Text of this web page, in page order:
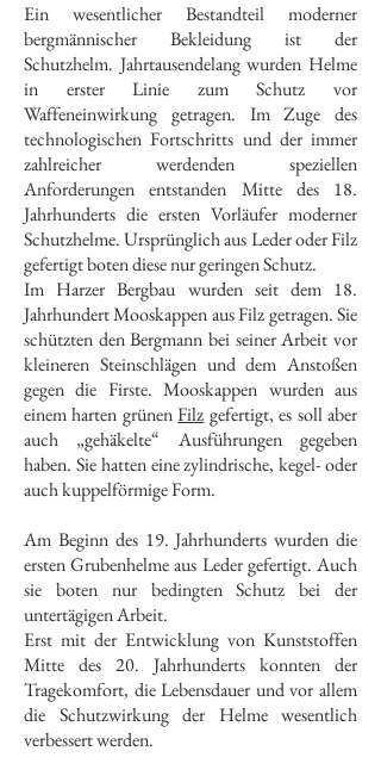
Ein wesentlicher Bestandteil moderner
bergmännischer Bekleidung ist der
Schutzhelm. Jahrtausendelang wurden Helme
in erster Linie zum Schutz vor
Waffeneinwirkung getragen. Im Zuge des
technologischen Fortschritts und der immer
zahlreicher werdenden speziellen
Anforderungen entstanden Mitte des 18.
Jahrhunderts die ersten Vorläufer moderner
Schutzhelme. Ursprünglich aus Leder oder Filz
gefertigt boten diese nur geringen Schutz.
Im Harzer Bergbau wurden seit dem 18.
Jahrhundert Mooskappen aus Filz getragen. Sie
schützten den Bergmann bei seiner Arbeit vor
kleineren Steinschlägen und dem Anstoßen
gegen die Firste. Mooskappen wurden aus
einem harten grünenFilz gefertigt, es soll aber
auch „gehäkelte“ Ausführungen gegeben
haben. Sie hatten eine zylindrische, kegel- oder
auch kuppelförmige Form.
Am Beginn des 19. Jahrhunderts wurden die
ersten Grubenhelme aus Leder gefertigt. Auch
sie boten nur bedingten Schutz bei der
untertägigen Arbeit.
Erst mit der Entwicklung von Kunststoffen
Mitte des 20. Jahrhunderts konnten der
Tragekomfort, die Lebensdauer und vor allem
die Schutzwirkung der Helme wesentlich
verbessert werden.